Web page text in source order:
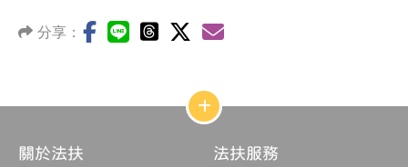
分享：
網
站
結
構
關於法扶 法扶服務